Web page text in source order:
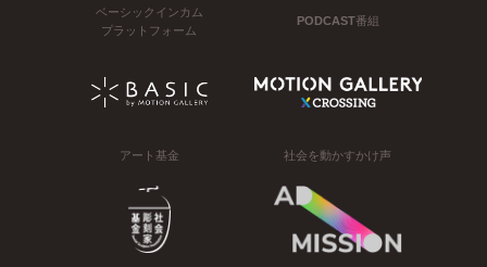
ベーシックインカム
プラットフォーム
PODCAST番組
アート基金 社会を動かすかけ声